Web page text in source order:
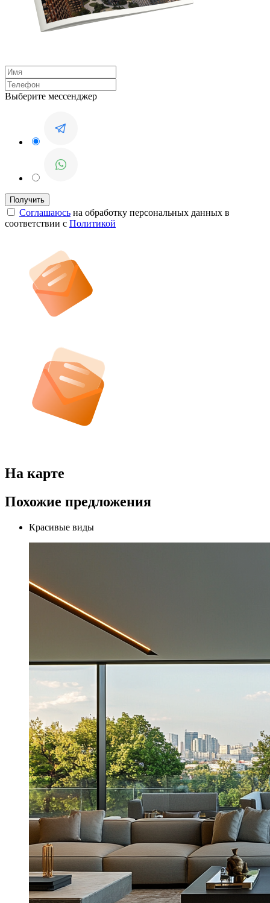
Выберите мессенджер
Соглашаюсь на обработку персональных данных в
соответствии с Политикой
На карте
Похожие предложения
Красивые виды